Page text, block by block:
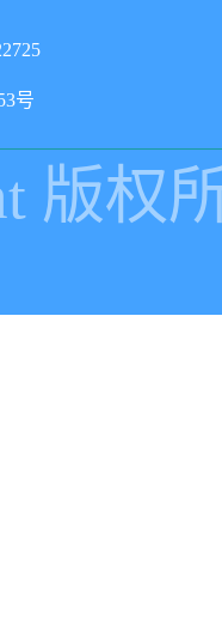
号
版权